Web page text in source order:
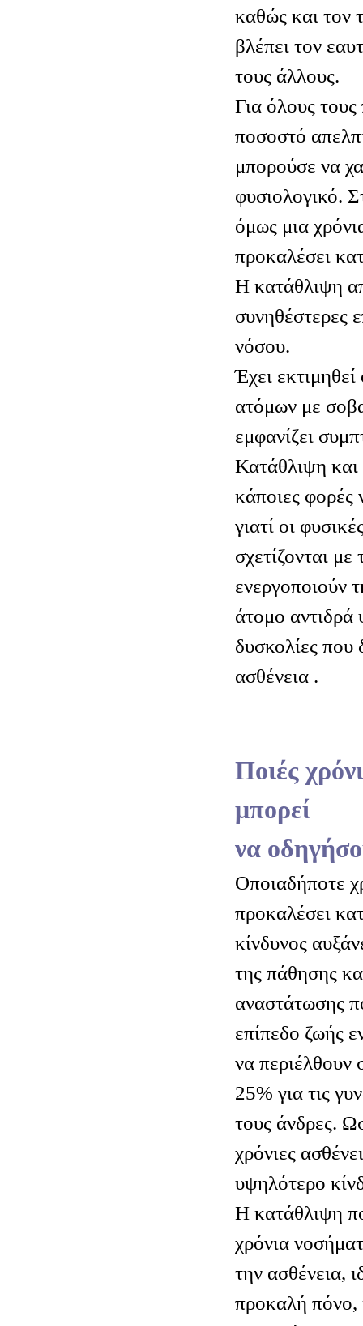
καθώς και τον
βλέπει τον
τους άλλους.
Για όλους
ποσοστό
μπορούσε να
φυσιολογικό.
όμως μια
προκαλέσει
Η κατάθλιψη
συνηθέστερες
νόσου.
Έχει
ατόμων με
εμφανίζει
Κατάθλιψη
κάποιες φορές
γιατί οι
σχετίζονται με
ενεργοποιούν
άτομο αντιδρά
δυσκολίες που
ασθένεια .
Ποιές
μπορεί
να
Οποιαδήποτε
προκαλέσει
κίνδυνος
της πάθησης
αναστάτωσης
επίπεδο ζωής
να περιέλθουν
25% για τις
τους άνδρες.
χρόνιες
υψηλότερο
Η κατάθλιψη
χρόνια
την ασθένεια,
προκαλή